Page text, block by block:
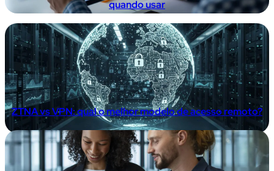
quando usar
ZTNA vs VPN: qual o melhor modelo de acesso remoto?